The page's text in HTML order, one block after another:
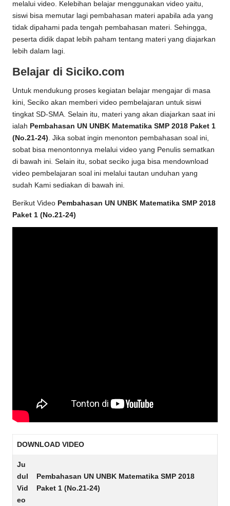
melalui video. Kelebihan belajar menggunakan video yaitu,
siswi bisa memutar lagi pembahasan materi apabila ada yang
tidak dipahami pada tengah pembahasan materi. Sehingga,
peserta didik dapat lebih paham tentang materi yang diajarkan
lebih dalam lagi.
Belajar di Siciko.com
Untuk mendukung proses kegiatan belajar mengajar di masa
kini, Seciko akan memberi video pembelajaran untuk siswi
tingkat SD-SMA. Selain itu, materi yang akan diajarkan saat ini
ialah Pembahasan UN UNBK Matematika SMP 2018 Paket 1
(No.21-24). Jika sobat ingin menonton pembahasan soal ini,
sobat bisa menontonnya melalui video yang Penulis sematkan
di bawah ini. Selain itu, sobat seciko juga bisa mendownload
video pembelajaran soal ini melalui tautan unduhan yang
sudah Kami sediakan di bawah ini.
Berikut Video Pembahasan UN UNBK Matematika SMP 2018
Paket 1 (No.21-24)
DOWNLOAD VIDEO
Ju
dul
Vid
eo
Pembahasan UN UNBK Matematika SMP 2018
Paket 1 (No.21-24)